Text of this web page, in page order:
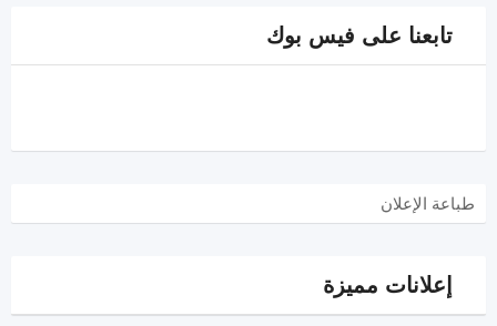
تابعنا على فيس بوك
طباعة الإعلان
إعلانات مميزة